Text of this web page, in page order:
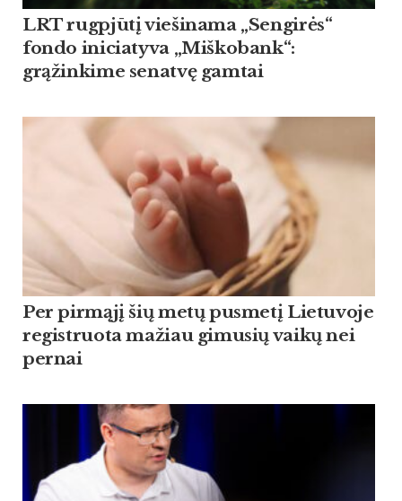
LRT rugpjūtį viešinama „Sengirės“
fondo iniciatyva „Miškobank“:
grąžinkime senatvę gamtai
Per pirmąjį šių metų pusmetį Lietuvoje
registruota mažiau gimusių vaikų nei
pernai